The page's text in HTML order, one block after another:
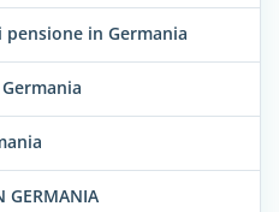
in Germania
GERMANIA